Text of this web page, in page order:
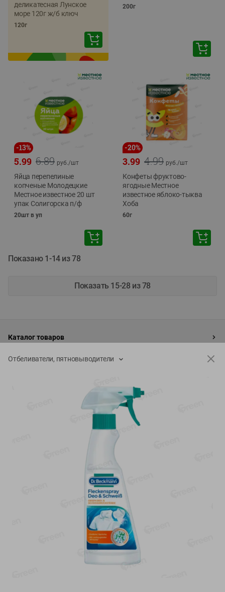
деликатесная Лунское
море 120г ж/б ключ
120г
200г
-13%
6.89
5.99 руб./шт
Яйца перепелиные
копченые Молодецкие
Местное известное 20 шт
упак Солигорска п/ф
20шт в уп
-20%
4.99
3.99 руб./шт
Конфеты фруктово-
ягодные Местное
известное яблоко-тыква
Хоба
60г
Показано 1-14 из 78
Показать 15-28 из 78
Каталог товаров
Специально для вас
Настройки файлов cookie
AppGallery
Время работы Call-центра: Пн.- Пт. с 09.00 до 17.00, СБ, ВС -
Отбеливатели, пятновыводители